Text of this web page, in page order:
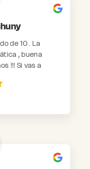
de 10 . La
, buena
!!! Si vas a